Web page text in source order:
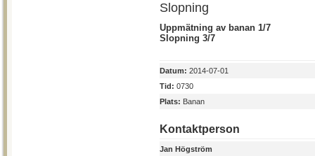
Slopning
Uppmätning av banan 1/7
Slopning 3/7
Datum: 2014-07-01
Tid: 0730
Plats: Banan
Kontaktperson
Jan Högström